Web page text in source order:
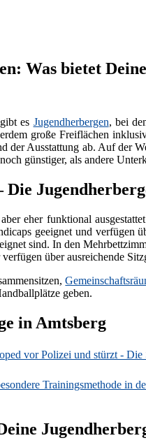
Was bietet
es Jugendherbergen, bei
große Freiflächen
der Ausstattung ab. Auf der
günstiger, als andere
eher funktional
geeignet und
sind. In den
über ausreichende
geben.
in Amtsberg
vor Polizei und stürzt - Die
Trainingsmethode in